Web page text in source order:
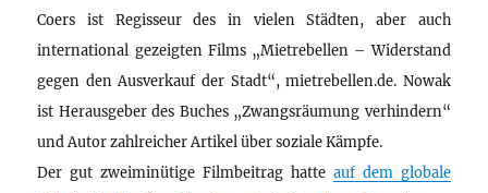
Coers ist Regisseur des in vielen Städten, aber auch
international gezeigten Films „Mietrebellen – Widerstand
gegen den Ausverkauf der Stadt“, mietrebellen.de. Nowak
ist Herausgeber des Buches „Zwangsräumung verhindern“
und Autor zahlreicher Artikel über soziale Kämpfe.
Der gut zweiminütige Filmbeitrag hatte auf dem globale